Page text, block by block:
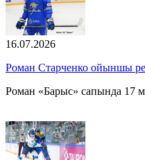
16.07.2026
Роман Старченко ойыншы
Роман «Барыс» сапында 17